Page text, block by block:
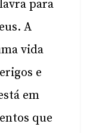
para
A
vida
e
em
que